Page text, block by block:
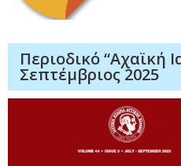
Περιοδικό “Αχαϊκή
Σεπτέμβριος 2025